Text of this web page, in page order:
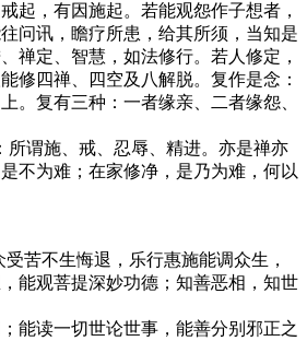
起，有因施起。若能观怨作子想者，
问讯，瞻疗所患，给其所须，当知是
禅定、智慧，如法修行。若人修定，
修四禅、四空及八解脱。复作是念：
。复有三种：一者缘亲、二者缘怨、
谓施、戒、忍辱、精进。亦是禅亦
不为难；在家修净，是乃为难，何以
苦不生悔退，乐行惠施能调众生，
能观菩提深妙功德；知善恶相，知世
能读一切世论世事，能善分别邪正之